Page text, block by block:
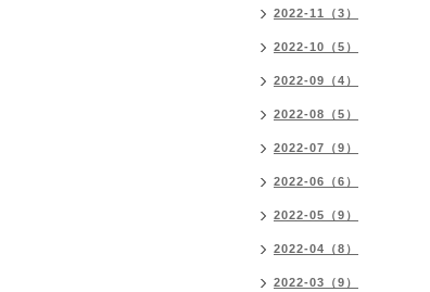
2022-11（3）
2022-10（5）
2022-09（4）
2022-08（5）
2022-07（9）
2022-06（6）
2022-05（9）
2022-04（8）
2022-03（9）